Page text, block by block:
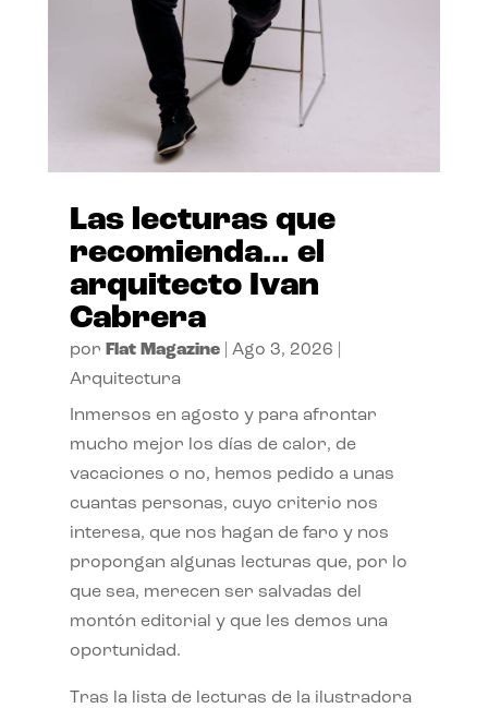
Las lecturas que
recomienda… el
arquitecto Ivan
Cabrera
por Flat Magazine| Ago 3, 2026
Arquitectura
Inmersos en agosto y para afrontar
mucho mejor los días de calor, de
vacaciones o no, hemos pedido a unas
cuantas personas, cuyo criterio nos
interesa, que nos hagan de faro y nos
propongan algunas lecturas que, por lo
que sea, merecen ser salvadas del
montón editorial y que les demos una
oportunidad.
Tras la lista de lecturas de la ilustradora